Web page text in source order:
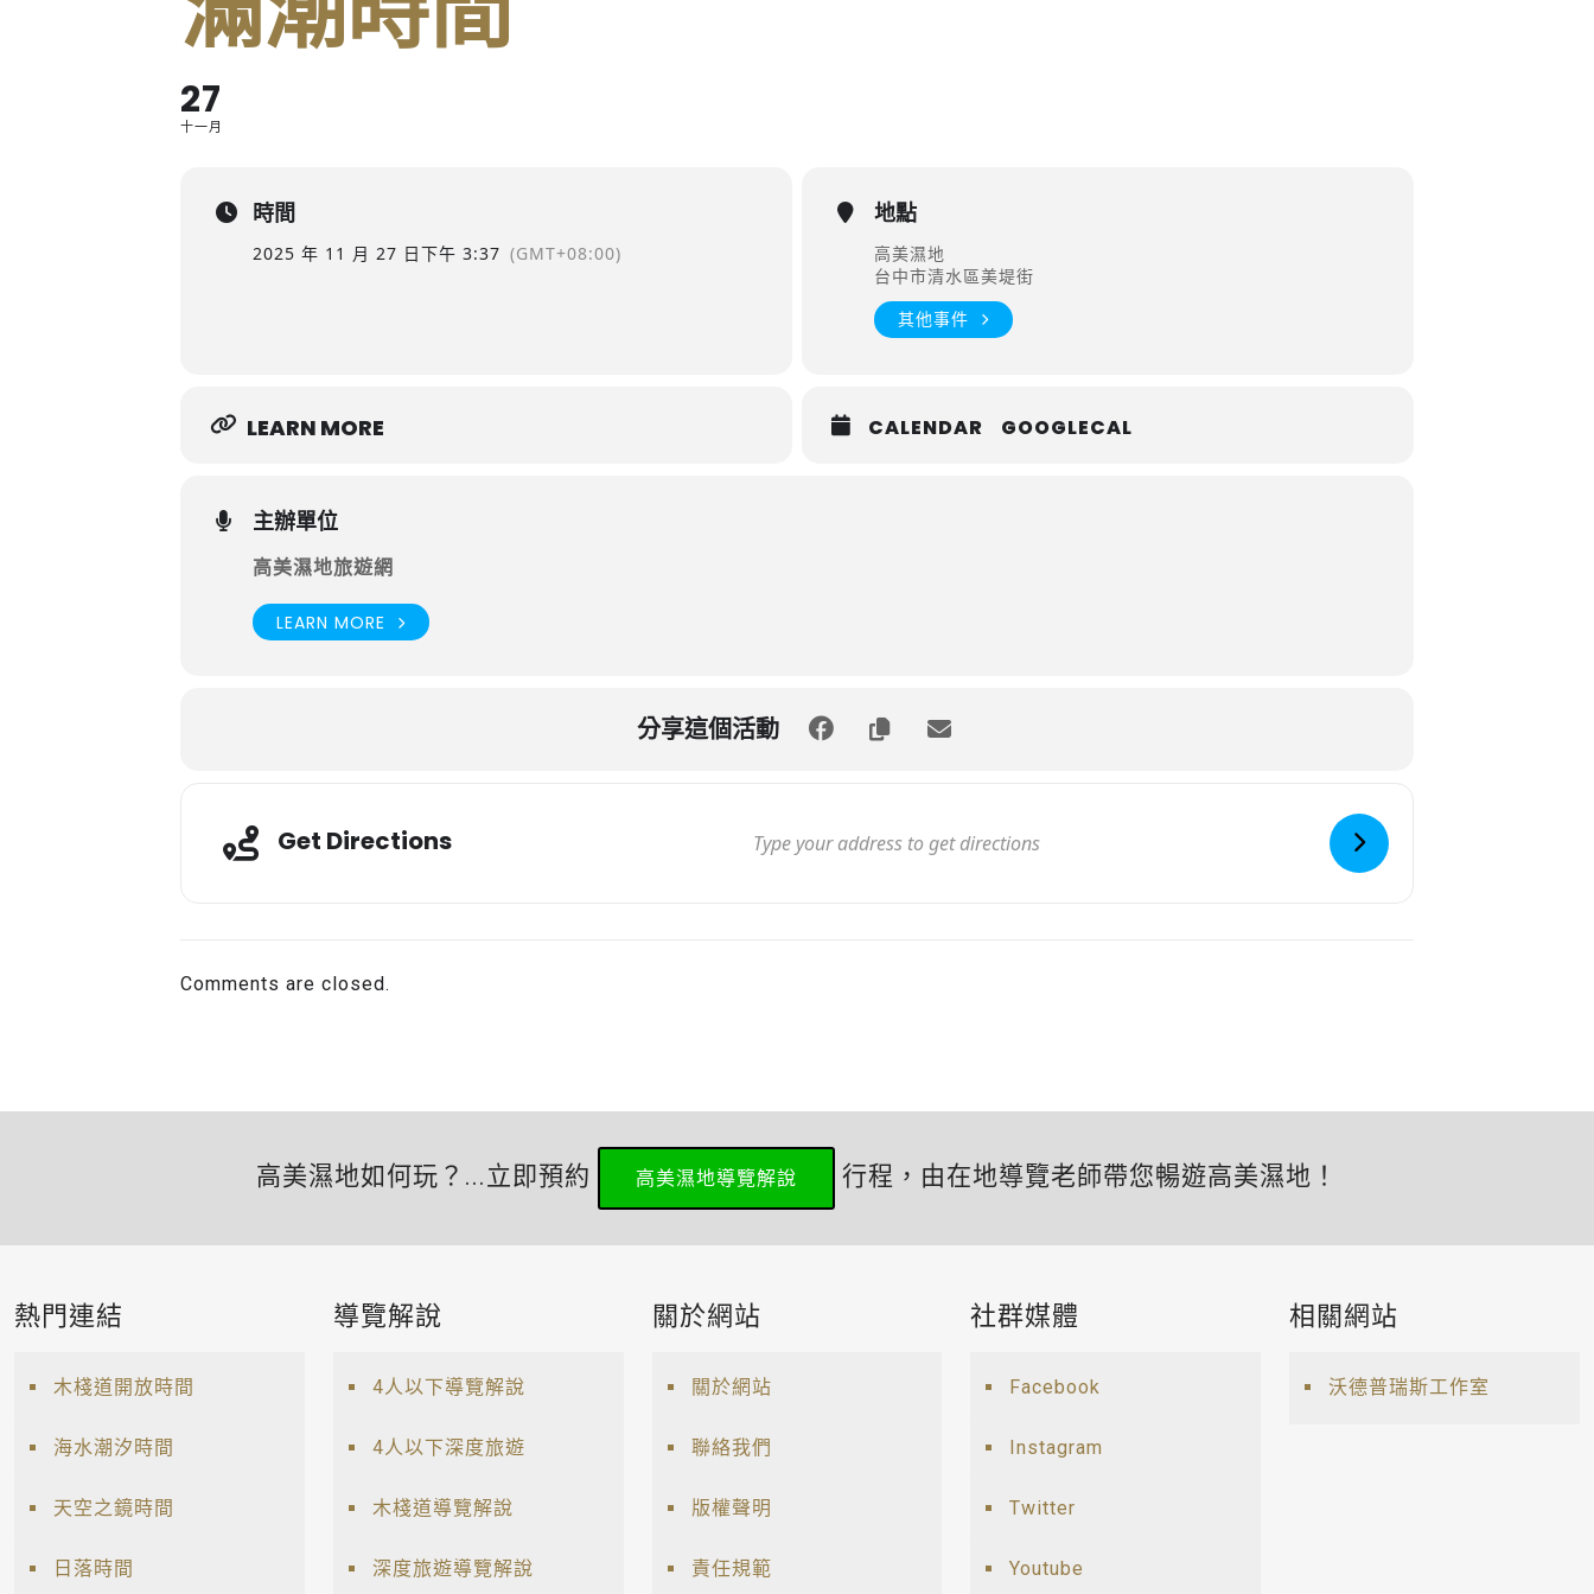
27
十一月
時間
2025 年 11 月 27 日下午 3:37 (GMT+08:00)
地點
高美濕地
台中市清水區美堤街
其他事件
LEARN MORE CALENDAR GOOGLECAL
主辦單位
高美濕地旅遊網
LEARN MORE
分享這個活動
Get Directions
Comments are closed.
高美濕地如何玩？...立即預約 高美濕地導覽解說 行程，由在地導覽老師帶您暢遊高美濕地！
熱門連結
木棧道開放時間
海水潮汐時間
天空之鏡時間
日落時間
導覽解說
4人以下導覽解說
4人以下深度旅遊
木棧道導覽解說
深度旅遊導覽解說
關於網站
關於網站
聯絡我們
版權聲明
責任規範
社群媒體
Facebook
Instagram
Twitter
Youtube
相關網站
沃德普瑞斯工作室